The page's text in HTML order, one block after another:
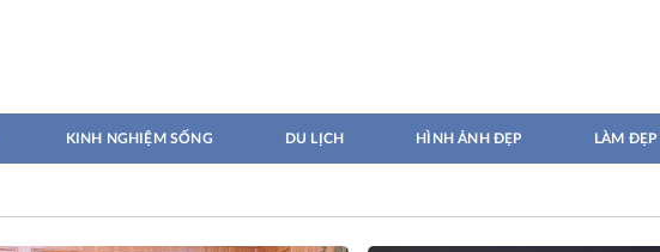
KINH NGHIỆM SỐNG DU LỊCH HÌNH ẢNH ĐẸP LÀM ĐẸP